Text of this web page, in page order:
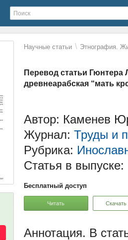
Научные статьи \ Этнография.
Перевод статьи
древнеарабская “мать
Автор: Каменев
Журнал: Труды и
Рубрика:
Статья в выпуске:
Бесплатный доступ
Читать Скачать
В